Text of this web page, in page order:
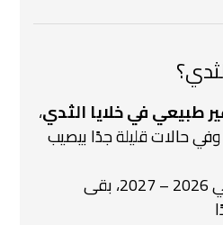
طبيعي في خلايا الثدي،
حالات قليلة جدًا بيصيب
لكن مع التقدم الطبي في 2026 – 2027، بقى